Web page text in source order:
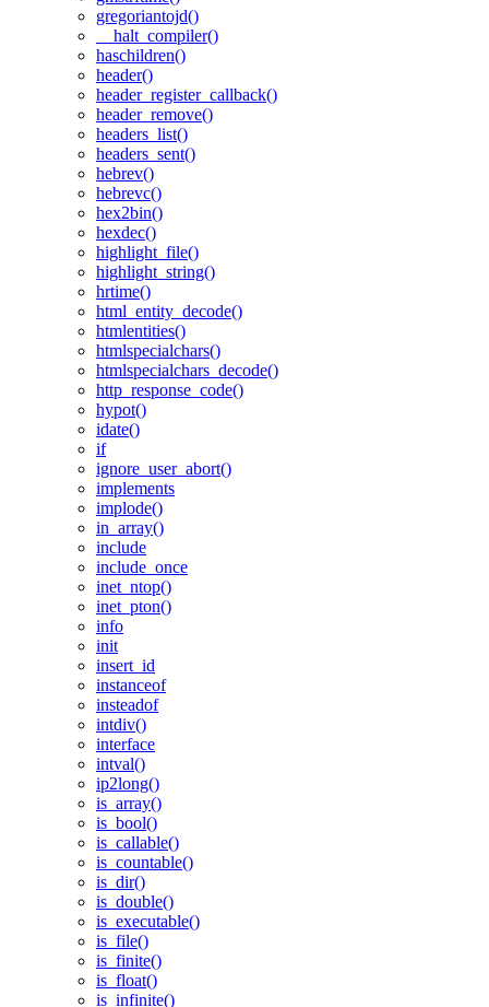
gregoriantojd()
__halt_compiler()
haschildren()
header()
header_register_callback()
header_remove()
headers_list()
headers_sent()
hebrev()
hebrevc()
hex2bin()
hexdec()
highlight_file()
highlight_string()
hrtime()
html_entity_decode()
htmlentities()
htmlspecialchars()
htmlspecialchars_decode()
http_response_code()
hypot()
idate()
if
ignore_user_abort()
implements
implode()
in_array()
include
include_once
inet_ntop()
inet_pton()
info
init
insert_id
instanceof
insteadof
intdiv()
interface
intval()
ip2long()
is_array()
is_bool()
is_callable()
is_countable()
is_dir()
is_double()
is_executable()
is_file()
is_finite()
is_float()
is_infinite()